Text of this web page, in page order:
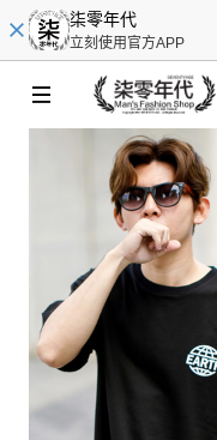
柒零年代
立刻使用官方APP